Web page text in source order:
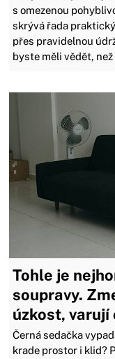
s omezenou
skrývá řada
přes pravidelnou
byste měli vědět,
Tohle je
soupravy.
úzkost, varují
Černá sedačka
krade prostor i klid?